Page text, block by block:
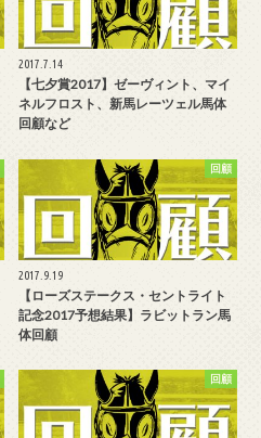
2017.7.14
【七夕賞2017】ゼーヴィント、マイ
ネルフロスト、新馬レーツェル馬体
回顧など
回顧
2017.9.19
【ローズステークス・セントライト
記念2017予想結果】ラビットラン馬
体回顧
回顧